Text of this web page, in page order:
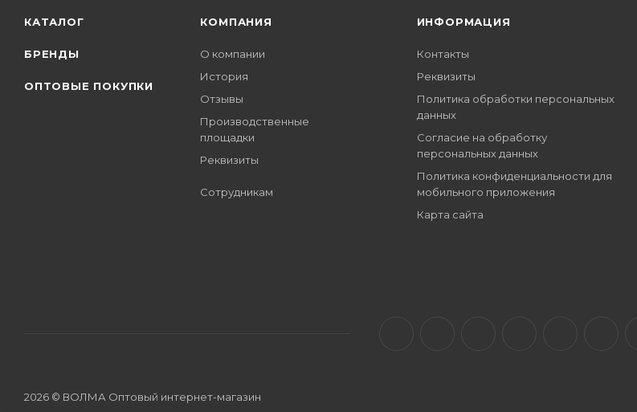
КАТАЛОГ
БРЕНДЫ
ОПТОВЫЕ ПОКУПКИ
КОМПАНИЯ
О компании
История
Отзывы
Производственные
площадки
Реквизиты
Сотрудникам
ИНФОРМАЦИЯ
Контакты
Реквизиты
Политика обработки персональных
данных
Согласие на обработку
персональных данных
Политика конфиденциальности для
мобильного приложения
Карта сайта
2026 © ВОЛМА Оптовый интернет-магазин